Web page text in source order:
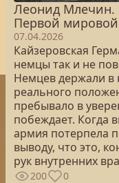
Леонид Млечин.
Первой
07.04.2026
Кайзеровская
немцы так и не
Немцев держали в
реального
пребывало в
побеждает. Когда
армия потерпела
выводу, что это,
рук внутренних
200 0